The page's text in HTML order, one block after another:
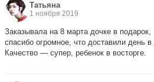
Татьяна
1 ноября 2019
Заказывала на 8 марта дочке в подарок,
спасибо огромное, что доставили день в
Качество — супер, ребенок в восторге.